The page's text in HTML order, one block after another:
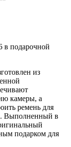
в подарочной
из
камеры, а
ремень для
Выполненный в
подарком для